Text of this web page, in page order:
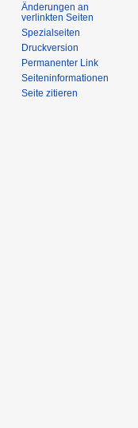
Änderungen an
verlinkten Seiten
Spezialseiten
Druckversion
Permanenter Link
Seiten­­informationen
Seite zitieren